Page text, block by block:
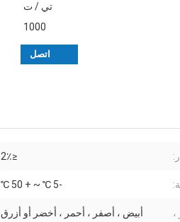
تي / ت
1000
اتصل
≤2٪
-5 ℃ ~ + 50 ℃
،
أبيض ، أصفر ، أحمر ، أخضر أو ​​أزرق